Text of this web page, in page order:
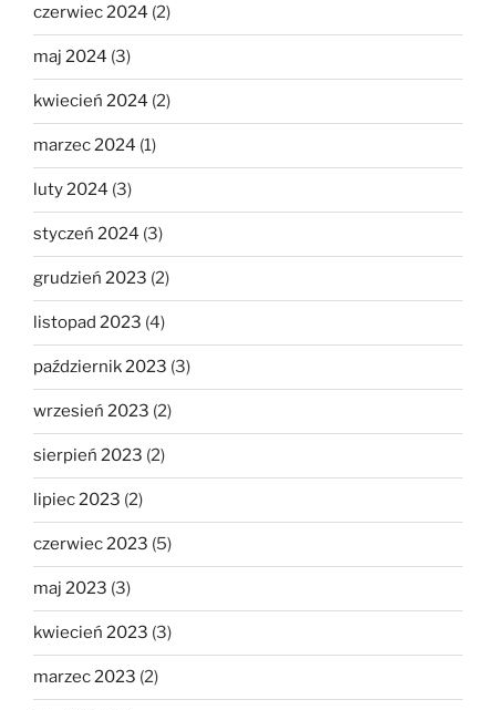
czerwiec 2024 (2)
maj 2024 (3)
kwiecień 2024 (2)
marzec 2024 (1)
luty 2024 (3)
styczeń 2024 (3)
grudzień 2023 (2)
listopad 2023 (4)
październik 2023 (3)
wrzesień 2023 (2)
sierpień 2023 (2)
lipiec 2023 (2)
czerwiec 2023 (5)
maj 2023 (3)
kwiecień 2023 (3)
marzec 2023 (2)